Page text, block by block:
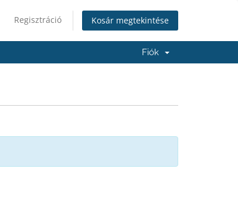
Regisztráció Kosár megtekintése
Fiók